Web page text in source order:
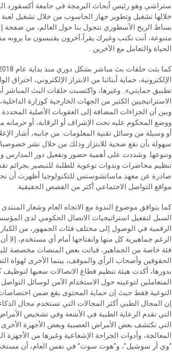
ستراشي وهو رئيس أبحاث البرمجة في جامعة أكسفورد
خلالها تشغيل وتطوير جهاز الحاسوب من خلال تشغيل لعبة
بساط الريح الأسطوري تتجول بنا حول العالم، من صفحة
متنوعة، أنت تكتب وغيرك يقرأ،آخرون يقتبسون ما يرونه
الحياة والتعامل مع الآخرين .
الإلكترونية، حماية أبنائنا من الابتزاز الإلكتروني، اختراق
تطبيق حمايتي».. وغيرها، واكتسبت حلقات البث المباشر
الاستراتيجيين الكثير من الجهات الخارجية كوزارة
وبين أن الجزاءات المضافة إلى العقوبات الأصلية
ووضع المحكوم عليه تحت الإشراف أو الرقابة، أو حرمانه
أو وسيلة من وسائل تقنية المعلومات. من جانبه، أشار
سهولة بأن نقع ضحية للابتزاز وذلك من خلال نشر
وتنوعها. وشددت على أهمية حضور وتفعيل دور المدارس
تنظيم محاضرات وندوات توعوية للطلبة للتبصير بجرائم
مواقع التواصل الاجتماعي أكثر من القصص الحقيقية.
كما يتوافق موضوع الندوة مع الاتجاه العام وشعار
السبل لتفعيل استراتيجيات الاتصال الحكومي لدى
الرقمية في الوصول إلى مختلف فئات الجمهور، من
الرغم جماهيرية كل منها وانفتاحها أمام أي مستخدم، إلا
فئة خاصة من الجماهير، فباتت بعض المنصات مخصصة
الحقوقين وأصحاب الرأي والموقف، بينما الأخرى لهواة
بدورها، أكدت هيئة تنظيم قطاع الاتصالات سعيها
المتعاملين لتوعيته حول الاستخدام الآمن لوسائل
التوعية فقط حيث إن حماية المحتوى يقع ضمن اختصاصات
إن المجال الطبي أكثر المجالات التي تستخدم مجال
التي تقدم الرعاية الطبية في الأشعة وفي تشخيص
التي تكتشف بعض الأمراض العصبية وبعض الأجهزة الأخرى
المعالجة، وأدوات الجراحة الإشعاعية وغيرها من
“وي أر سوشيل”، و”هوت سوت” في نفس العام، أن